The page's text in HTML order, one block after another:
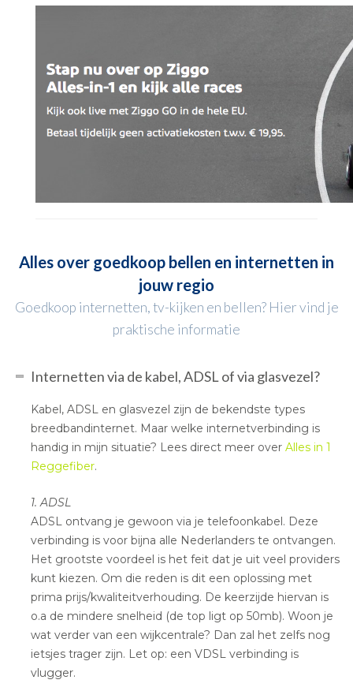
Alles over goedkoop bellen en internetten in
jouw regio
Goedkoop internetten, tv-kijken en bellen? Hier vind je
praktische informatie
Internetten via de kabel, ADSL of via glasvezel?
Kabel, ADSL en glasvezel zijn de bekendste types
breedbandinternet. Maar welke internetverbinding is
handig in mijn situatie? Lees direct meer overAlles in 1
Reggefiber.
1. ADSL
ADSL ontvang je gewoon via je telefoonkabel. Deze
verbinding is voor bijna alle Nederlanders te ontvangen.
Het grootste voordeel is het feit dat je uit veel providers
kunt kiezen. Om die reden is dit een oplossing met
prima prijs/kwaliteitverhouding. De keerzijde hiervan is
o.a de mindere snelheid (de top ligt op 50mb). Woon je
wat verder van een wijkcentrale? Dan zal het zelfs nog
ietsjes trager zijn. Let op: een VDSL verbinding is
vlugger.